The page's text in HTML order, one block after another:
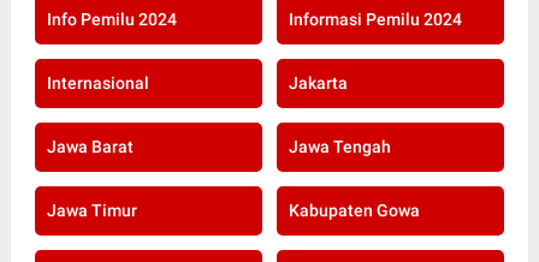
Info Pemilu 2024 Informasi Pemilu 2024
Internasional Jakarta
Jawa Barat Jawa Tengah
Jawa Timur Kabupaten Gowa